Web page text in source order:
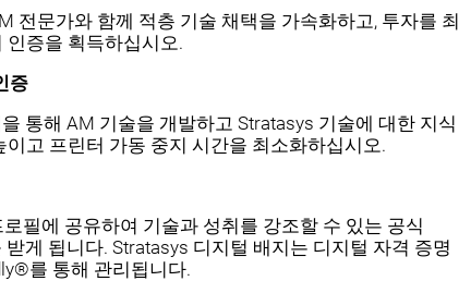
전문가와 함께 적층 기술 채택을 가속화하고, 투자를 최
인증을 획득하십시오.
증
통해 AM 기술을 개발하고 Stratasys 기술에 대한 지식
이고 프린터 가동 중지 시간을 최소화하십시오.
필에 공유하여 기술과 성취를 강조할 수 있는 공식
게 됩니다. Stratasys 디지털 배지는 디지털 자격 증명
를 통해 관리됩니다.